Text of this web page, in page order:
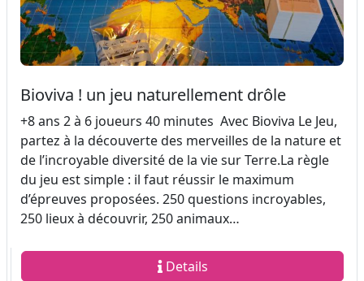
Bioviva ! un jeu naturellement drôle
+8 ans 2 à 6 joueurs 40 minutes Avec Bioviva Le Jeu,
partez à la découverte des merveilles de la nature et
de l’incroyable diversité de la vie sur Terre.La règle
du jeu est simple : il faut réussir le maximum
d’épreuves proposées. 250 questions incroyables,
250 lieux à découvrir, 250 animaux…
Details